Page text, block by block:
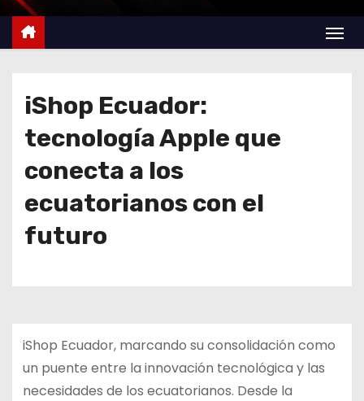
iShop Ecuador:
tecnología Apple que
conecta a los
ecuatorianos con el
futuro
iShop Ecuador, marcando su consolidación como
un puente entre la innovación tecnológica y las
necesidades de los ecuatorianos. Desde la